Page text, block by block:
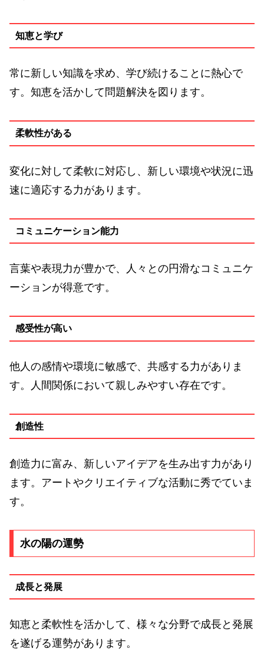
知恵と学び
常に新しい知識を求め、学び続けることに熱心で
す。知恵を活かして問題解決を図ります。
柔軟性がある
変化に対して柔軟に対応し、新しい環境や状況に迅
速に適応する力があります。
コミュニケーション能力
言葉や表現力が豊かで、人々との円滑なコミュニケ
ーションが得意です。
感受性が高い
他人の感情や環境に敏感で、共感する力がありま
す。人間関係において親しみやすい存在です。
創造性
創造力に富み、新しいアイデアを生み出す力があり
ます。アートやクリエイティブな活動に秀でていま
す。
水の陽の運勢
成長と発展
知恵と柔軟性を活かして、様々な分野で成長と発展
を遂げる運勢があります。